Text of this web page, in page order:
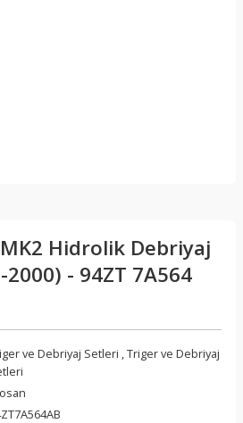
Hidrolik Debriyaj
2000) - 94ZT 7A564
ve Debriyaj Setleri ,Triger ve Debriyaj